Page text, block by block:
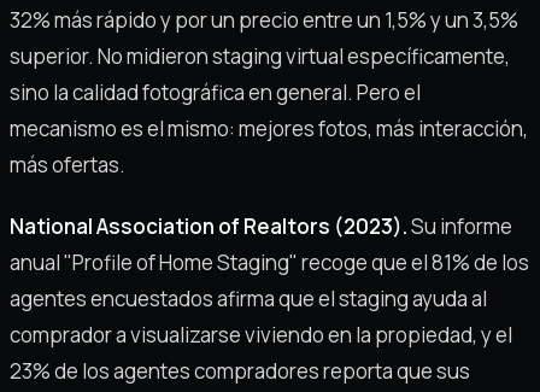
32% más rápido y por un precio entre un 1,5% y un 3,5%
superior. No midieron staging virtual específicamente,
sino la calidad fotográfica en general. Pero el
mecanismo es el mismo: mejores fotos, más interacción,
más ofertas.
National Association of Realtors (2023).Su informe
anual "Profile of Home Staging" recoge que el 81% de los
agentes encuestados afirma que el staging ayuda al
comprador a visualizarse viviendo en la propiedad, y el
23% de los agentes compradores reporta que sus